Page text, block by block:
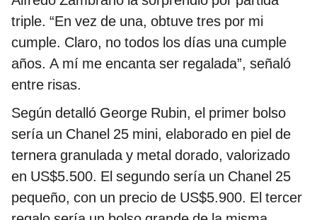
triple. “En vez de una, obtuve tres por mi
cumple. Claro, no todos los días una cumple
años. A mí me encanta ser regalada”, señaló
entre risas.
Según detalló George Rubin, el primer bolso
sería un Chanel 25 mini, elaborado en piel de
ternera granulada y metal dorado, valorizado
en US$5.500. El segundo sería un Chanel 25
pequeño, con un precio de US$5.900. El tercer